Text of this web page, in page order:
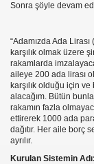
Sonra şöyle devam
“Adamızda Ada
karşılık olmak üzere
rakamlarda
aileye 200 ada lirası
karşılık olduğu için
alacağım. Bütün
rakamın fazla
ettirerek 1000 ada
dağıtır. Her aile borç
ayrılır.
Kurulan Sistemin